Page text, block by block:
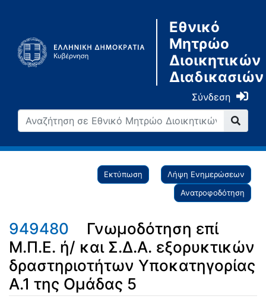
Εθνικό
Μητρώο
Διοικητικών
Διαδικασιών
Σύνδεση
Εκτύπωση
Λήψη Ενημερώσεων
Ανατροφοδότηση
949480
Γνωμοδότηση επί
Μ.Π.Ε. ή/ και Σ.Δ.Α. εξορυκτικών
δραστηριοτήτων Υποκατηγορίας
Α.1 της Ομάδας 5